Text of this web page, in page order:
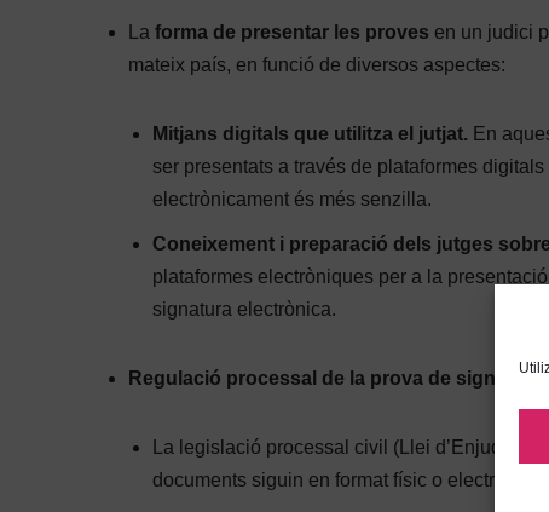
La forma de presentar les proves en un judici
mateix país, en funció de diversos aspectes:
Mitjans digitals que utilitza el jutjat. En
ser presentats a través de plataformes
electrònicament és més senzilla.
Coneixement i preparació dels jutges
plataformes electròniques per a la
signatura electrònica.
Regulació processal de la prova de signatura
La legislació processal civil (Llei
documents siguin en format físic o electrònic,